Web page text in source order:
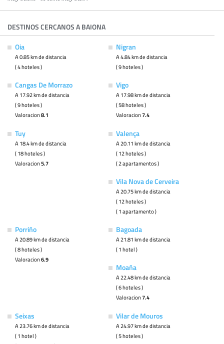
DESTINOS CERCANOS A BAIONA
Oia
A 0.85 km de distancia
( 4 hoteles )
Nigran
A 4.84 km de distancia
( 9 hoteles )
Cangas De Morrazo
A 17.92 km de distancia
( 9 hoteles )
Valoracion8.1
Vigo
A 17.98 km de distancia
( 58 hoteles )
Valoracion7.4
Tuy
A 18.4 km de distancia
( 18 hoteles )
Valoracion5.7
Valença
A 20.11 km de distancia
( 12 hoteles )
( 2 apartamentos )
Vila Nova de Cerveira
A 20.75 km de distancia
( 12 hoteles )
( 1 apartamento )
Porriño
A 20.89 km de distancia
( 8 hoteles )
Valoracion6.9
Bagoada
A 21.81 km de distancia
( 1 hotel )
Moaña
A 22.48 km de distancia
( 6 hoteles )
Valoracion7.4
Seixas
A 23.76 km de distancia
( 1 hotel )
Vilar de Mouros
A 24.97 km de distancia
( 5 hoteles )